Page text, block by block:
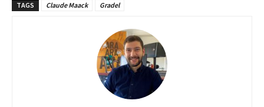
TAGS Claude Maack Gradel